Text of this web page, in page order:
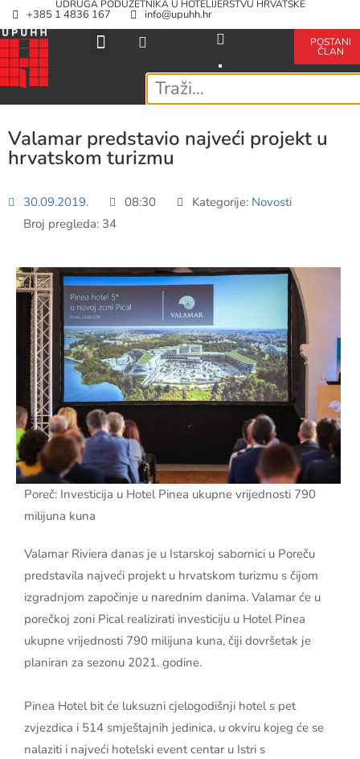
UDRUGA PODUZETNIKA U HOTELIJERSTVU HRVATSKE
+385 1 4836 167 info@upuhh.hr
POSTANI
ČLAN
Valamar predstavio najveći projekt u
hrvatskom turizmu
30.09.2019. 08:30 Kategorije: Novosti
Broj pregleda: 34
Poreč: Investicija u Hotel Pinea ukupne vrijednosti 790
milijuna kuna
Valamar Riviera danas je u Istarskoj sabornici u Poreču
predstavila najveći projekt u hrvatskom turizmu s čijom
izgradnjom započinje u narednim danima. Valamar će u
porečkoj zoni Pical realizirati investiciju u Hotel Pinea
ukupne vrijednosti 790 milijuna kuna, čiji dovršetak je
planiran za sezonu 2021. godine.
Pinea Hotel bit će luksuzni cjelogodišnji hotel s pet
zvjezdica i 514 smještajnih jedinica, u okviru kojeg će se
nalaziti i najveći hotelski event centar u Istri s